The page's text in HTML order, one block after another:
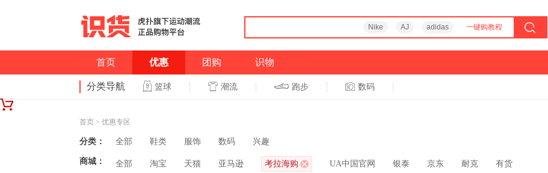
Nike AJ adidas 一键购教程
首页 优惠 团购 识物
分类导航 篮球 潮流 跑步 数码
首页 > 优惠专区
分类： 全部 鞋类 服饰 数码 兴趣
商城： 全部 淘宝 天猫 亚马逊 考拉海购 UA中国官网 银泰 京东 耐克
有货